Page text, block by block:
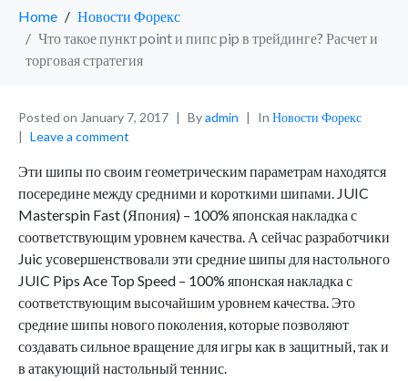
Home
Новости Форекс
Что такое пункт point и пипс pip в трейдинге? Расчет и
торговая стратегия
Posted on January 7, 2017 Byadmin In Новости Форекс
Leave a comment
Эти шипы по своим геометрическим параметрам находятся
посередине между средними и короткими шипами. JUIC
Masterspin Fast (Япония) – 100% японская накладка с
соответствующим уровнем качества. А сейчас разработчики
Juic усовершенствовали эти средние шипы для настольного
JUIC Pips Ace Top Speed – 100% японская накладка с
соответствующим высочайшим уровнем качества. Это
средние шипы нового поколения, которые позволяют
создавать сильное вращение для игры как в защитный, так и
в атакующий настольный теннис.